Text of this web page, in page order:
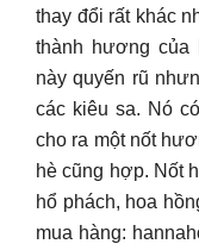
thay đổi rất khác
thành hương của
này quyến rũ
các kiêu sa. Nó
cho ra một nốt
hè cũng hợp. Nốt
hổ phách, hoa
mua hàng: